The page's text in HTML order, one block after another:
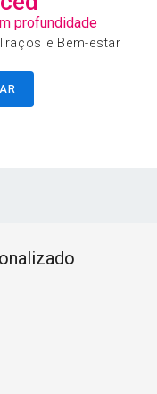
profundidade
e Bem-estar